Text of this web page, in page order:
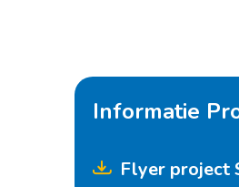
Informatie
Flyer project